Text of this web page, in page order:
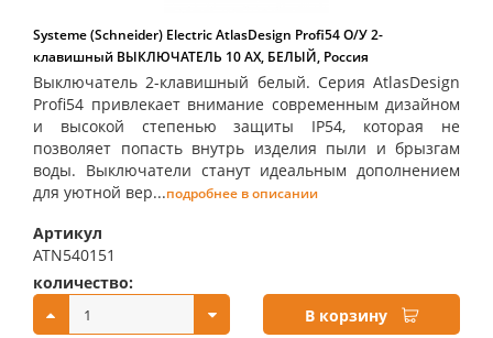
Systeme (Schneider) Electric AtlasDesign Profi54 О/У 2-
клавишный ВЫКЛЮЧАТЕЛЬ 10 АХ, БЕЛЫЙ, Россия
Выключатель 2-клавишный белый. Серия AtlasDesign
Profi54 привлекает внимание современным дизайном
и высокой степенью защиты IP54, которая не
позволяет попасть внутрь изделия пыли и брызгам
воды. Выключатели станут идеальным дополнением
для уютной вер...подробнее в описании
Артикул
ATN540151
количество:
В корзину